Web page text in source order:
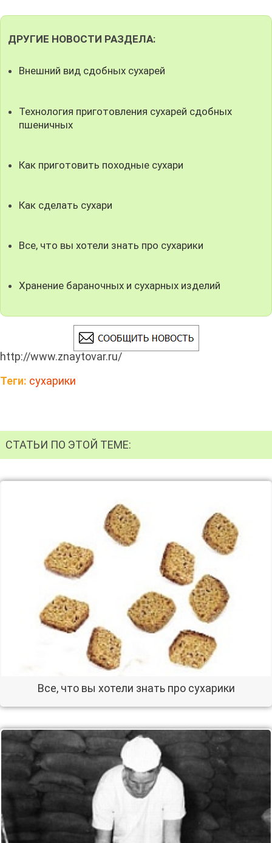
ДРУГИЕ НОВОСТИ РАЗДЕЛА:
Внешний вид сдобных сухарей
Технология приготовления сухарей сдобных
пшеничных
Как приготовить походные сухари
Как сделать сухари
Все, что вы хотели знать про сухарики
Хранение бараночных и сухарных изделий
http://www.znaytovar.ru/
Теги: сухарики
СТАТЬИ ПО ЭТОЙ ТЕМЕ:
Все, что вы хотели знать про сухарики